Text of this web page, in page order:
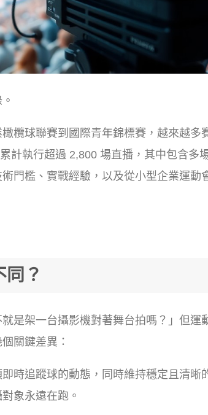
欖球聯賽到國際青年錦標賽，越來越多
計執行超過 2,800 場直播，其中包含多
門檻、實戰經驗，以及從小型企業運動
？
是架一台攝影機對著舞台拍嗎？」但運
關鍵差異：
時追蹤球的動態，同時維持穩定且清晰
象永遠在跑。